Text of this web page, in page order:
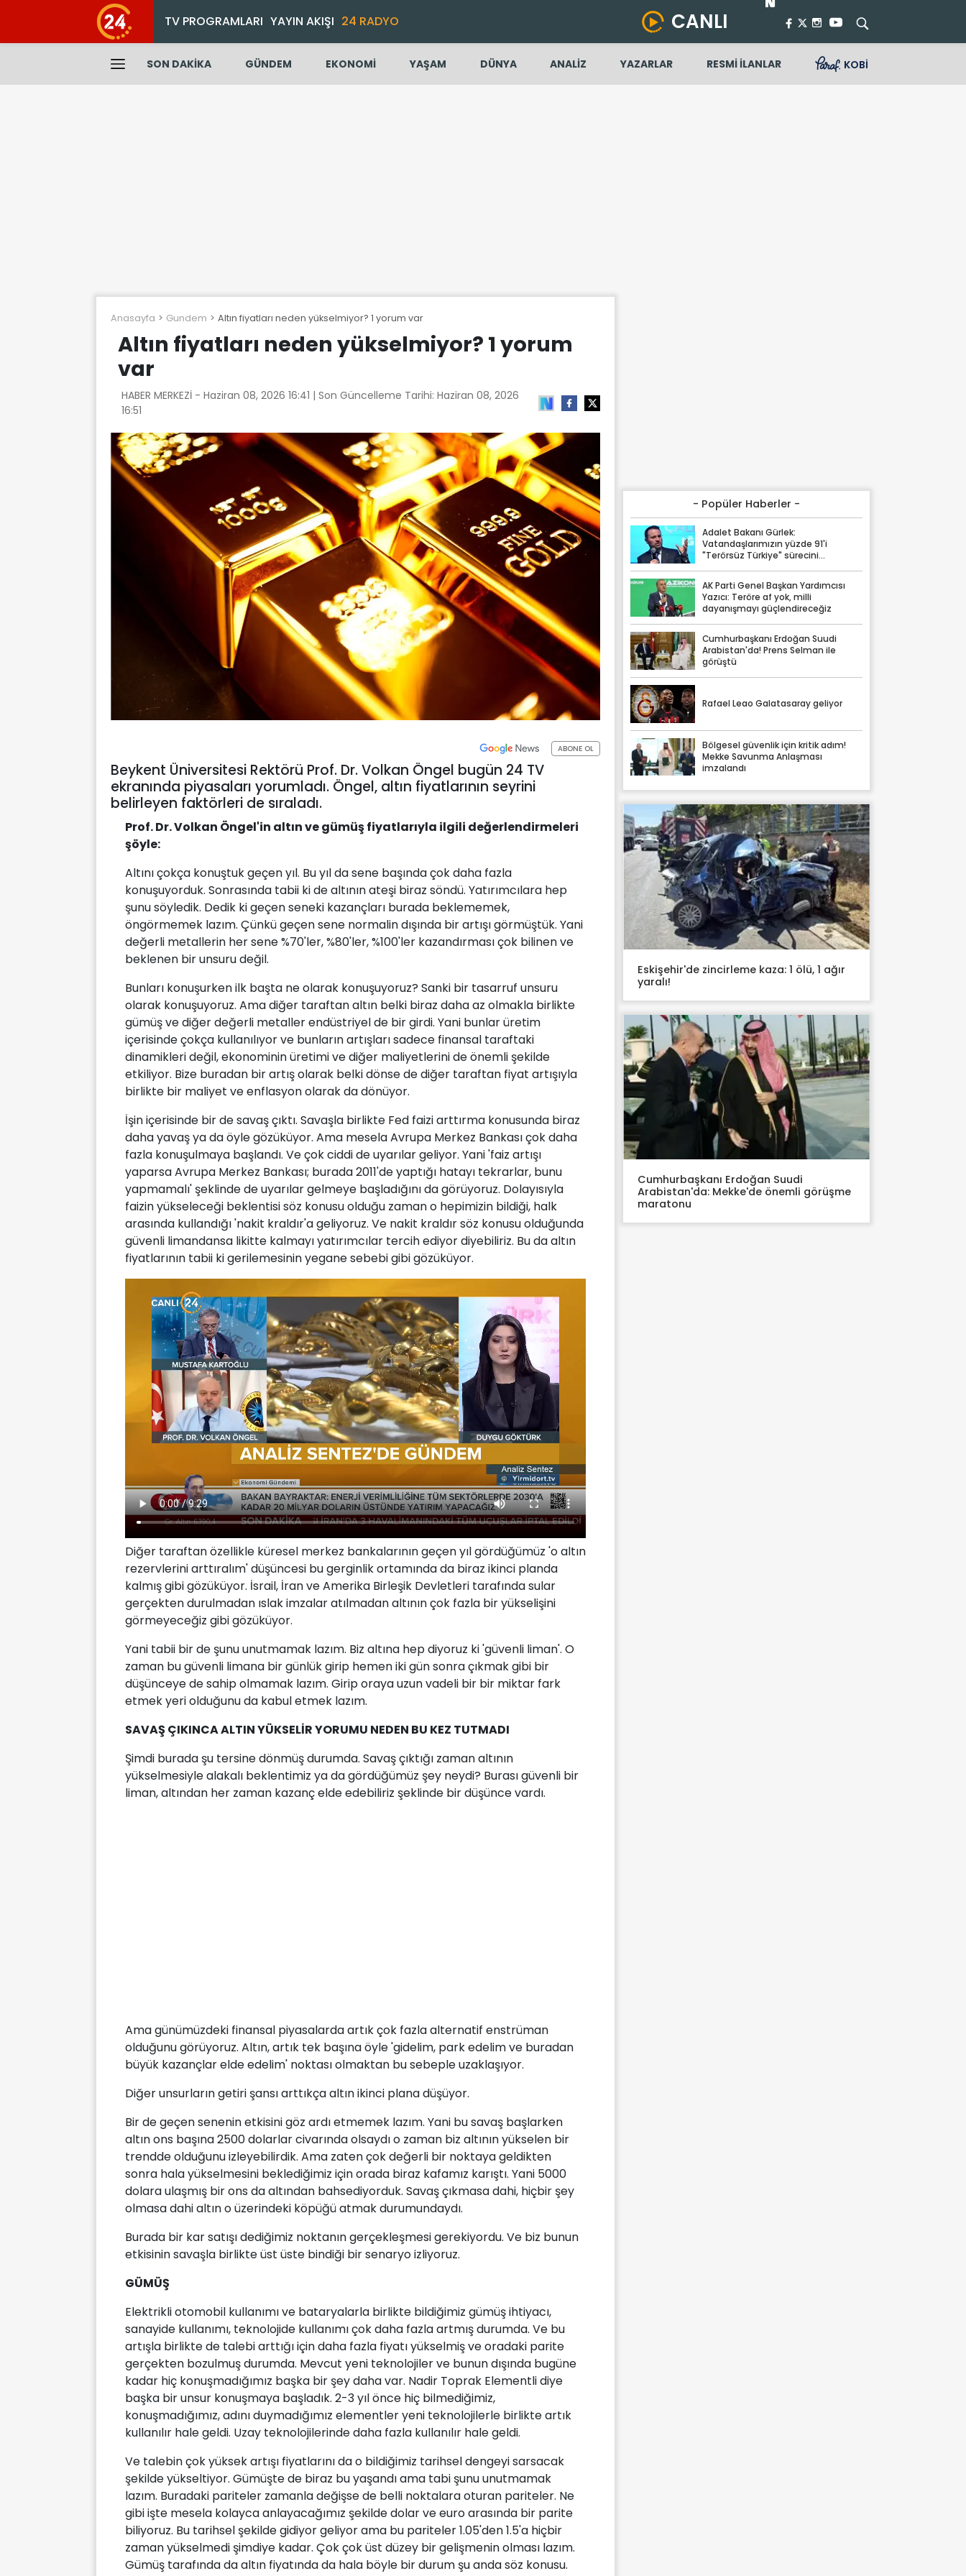
TV PROGRAMLARI YAYIN AKIŞI 24 RADYO CANLI
SON DAKİKA GÜNDEM EKONOMİ YAŞAM DÜNYA ANALİZ YAZARLAR RESMİ İLANLAR KOBİ
Anasayfa Gundem Altın fiyatları neden yükselmiyor? 1 yorum var
Altın fiyatları neden yükselmiyor? 1 yorum
var
HABER MERKEZİ - Haziran 08, 2026 16:41 | Son Güncelleme Tarihi: Haziran 08, 2026
16:51
ABONE OL
Beykent Üniversitesi Rektörü Prof. Dr. Volkan Öngel bugün 24 TV
ekranında piyasaları yorumladı. Öngel, altın fiyatlarının seyrini
belirleyen faktörleri de sıraladı.
Prof. Dr. Volkan Öngel'in altın ve gümüş fiyatlarıyla ilgili değerlendirmeleri
şöyle:
Altını çokça konuştuk geçen yıl. Bu yıl da sene başında çok daha fazla
konuşuyorduk. Sonrasında tabii ki de altının ateşi biraz söndü. Yatırımcılara hep
şunu söyledik. Dedik ki geçen seneki kazançları burada beklememek,
öngörmemek lazım. Çünkü geçen sene normalin dışında bir artışı görmüştük. Yani
değerli metallerin her sene %70'ler, %80'ler, %100'ler kazandırması çok bilinen ve
beklenen bir unsuru değil.
Bunları konuşurken ilk başta ne olarak konuşuyoruz? Sanki bir tasarruf unsuru
olarak konuşuyoruz. Ama diğer taraftan altın belki biraz daha az olmakla birlikte
gümüş ve diğer değerli metaller endüstriyel de bir girdi. Yani bunlar üretim
içerisinde çokça kullanılıyor ve bunların artışları sadece finansal taraftaki
dinamikleri değil, ekonominin üretimi ve diğer maliyetlerini de önemli şekilde
etkiliyor. Bize buradan bir artış olarak belki dönse de diğer taraftan fiyat artışıyla
birlikte bir maliyet ve enflasyon olarak da dönüyor.
İşin içerisinde bir de savaş çıktı. Savaşla birlikte Fed faizi arttırma konusunda biraz
daha yavaş ya da öyle gözüküyor. Ama mesela Avrupa Merkez Bankası çok daha
fazla konuşulmaya başlandı. Ve çok ciddi de uyarılar geliyor. Yani 'faiz artışı
yaparsa Avrupa Merkez Bankası; burada 2011'de yaptığı hatayı tekrarlar, bunu
yapmamalı' şeklinde de uyarılar gelmeye başladığını da görüyoruz. Dolayısıyla
faizin yükseleceği beklentisi söz konusu olduğu zaman o hepimizin bildiği, halk
arasında kullandığı 'nakit kraldır'a geliyoruz. Ve nakit kraldır söz konusu olduğunda
güvenli limandansa likitte kalmayı yatırımcılar tercih ediyor diyebiliriz. Bu da altın
fiyatlarının tabii ki gerilemesinin yegane sebebi gibi gözüküyor.
Diğer taraftan özellikle küresel merkez bankalarının geçen yıl gördüğümüz 'o altın
rezervlerini arttıralım' düşüncesi bu gerginlik ortamında da biraz ikinci planda
kalmış gibi gözüküyor. İsrail, İran ve Amerika Birleşik Devletleri tarafında sular
gerçekten durulmadan ıslak imzalar atılmadan altının çok fazla bir yükselişini
görmeyeceğiz gibi gözüküyor.
Yani tabii bir de şunu unutmamak lazım. Biz altına hep diyoruz ki 'güvenli liman'. O
zaman bu güvenli limana bir günlük girip hemen iki gün sonra çıkmak gibi bir
düşünceye de sahip olmamak lazım. Girip oraya uzun vadeli bir bir miktar fark
etmek yeri olduğunu da kabul etmek lazım.
SAVAŞ ÇIKINCA ALTIN YÜKSELİR YORUMU NEDEN BU KEZ TUTMADI
Şimdi burada şu tersine dönmüş durumda. Savaş çıktığı zaman altının
yükselmesiyle alakalı beklentimiz ya da gördüğümüz şey neydi? Burası güvenli bir
liman, altından her zaman kazanç elde edebiliriz şeklinde bir düşünce vardı.
Ama günümüzdeki finansal piyasalarda artık çok fazla alternatif enstrüman
olduğunu görüyoruz. Altın, artık tek başına öyle 'gidelim, park edelim ve buradan
büyük kazançlar elde edelim' noktası olmaktan bu sebeple uzaklaşıyor.
Diğer unsurların getiri şansı arttıkça altın ikinci plana düşüyor.
Bir de geçen senenin etkisini göz ardı etmemek lazım. Yani bu savaş başlarken
altın ons başına 2500 dolarlar civarında olsaydı o zaman biz altının yükselen bir
trendde olduğunu izleyebilirdik. Ama zaten çok değerli bir noktaya geldikten
sonra hala yükselmesini beklediğimiz için orada biraz kafamız karıştı. Yani 5000
dolara ulaşmış bir ons da altından bahsediyorduk. Savaş çıkmasa dahi, hiçbir şey
olmasa dahi altın o üzerindeki köpüğü atmak durumundaydı.
Burada bir kar satışı dediğimiz noktanın gerçekleşmesi gerekiyordu. Ve biz bunun
etkisinin savaşla birlikte üst üste bindiği bir senaryo izliyoruz.
GÜMÜŞ
Elektrikli otomobil kullanımı ve bataryalarla birlikte bildiğimiz gümüş ihtiyacı,
sanayide kullanımı, teknolojide kullanımı çok daha fazla artmış durumda. Ve bu
artışla birlikte de talebi arttığı için daha fazla fiyatı yükselmiş ve oradaki parite
gerçekten bozulmuş durumda. Mevcut yeni teknolojiler ve bunun dışında bugüne
kadar hiç konuşmadığımız başka bir şey daha var. Nadir Toprak Elementli diye
başka bir unsur konuşmaya başladık. 2-3 yıl önce hiç bilmediğimiz,
konuşmadığımız, adını duymadığımız elementler yeni teknolojilerle birlikte artık
kullanılır hale geldi. Uzay teknolojilerinde daha fazla kullanılır hale geldi.
Ve talebin çok yüksek artışı fiyatlarını da o bildiğimiz tarihsel dengeyi sarsacak
şekilde yükseltiyor. Gümüşte de biraz bu yaşandı ama tabi şunu unutmamak
lazım. Buradaki pariteler zamanla değişse de belli noktalara oturan pariteler. Ne
gibi işte mesela kolayca anlayacağımız şekilde dolar ve euro arasında bir parite
biliyoruz. Bu tarihsel şekilde gidiyor geliyor ama bu pariteler 1.05'den 1.5'a hiçbir
zaman yükselmedi şimdiye kadar. Çok çok üst düzey bir gelişmenin olması lazım.
Gümüş tarafında da altın fiyatında da hala böyle bir durum şu anda söz konusu.
- Popüler Haberler -
Adalet Bakanı Gürlek:
Vatandaşlarımızın yüzde 91'i
"Terörsüz Türkiye" sürecini
AK Parti Genel Başkan Yardımcısı
Yazıcı: Teröre af yok, milli
dayanışmayı güçlendireceğiz
Cumhurbaşkanı Erdoğan Suudi
Arabistan'da! Prens Selman ile
görüştü
Rafael Leao Galatasaray geliyor
Bölgesel güvenlik için kritik adım!
Mekke Savunma Anlaşması
imzalandı
Eskişehir'de zincirleme kaza: 1 ölü, 1 ağır
yaralı!
Cumhurbaşkanı Erdoğan Suudi
Arabistan'da: Mekke'de önemli görüşme
maratonu